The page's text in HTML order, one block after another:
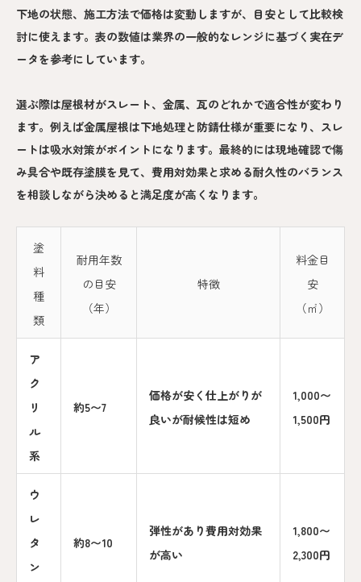
下地の状態、施工方法で価格は変動しますが、目安として比較検
討に使えます。表の数値は業界の一般的なレンジに基づく実在デ
ータを参考にしています。
選ぶ際は屋根材がスレート、金属、瓦のどれかで適合性が変わり
ます。例えば金属屋根は下地処理と防錆仕様が重要になり、スレ
ートは吸水対策がポイントになります。最終的には現地確認で傷
み具合や既存塗膜を見て、費用対効果と求める耐久性のバランス
を相談しながら決めると満足度が高くなります。
塗
料
種
類
耐用年数
の目安
（年）
特徴
料金目
安
（㎡）
ア
ク
リ
ル
系
約5〜7
価格が安く仕上がりが
良いが耐候性は短め
1,000〜
1,500円
ウ
レ
タ
ン
約8〜10
弾性があり費用対効果
が高い
1,800〜
2,300円